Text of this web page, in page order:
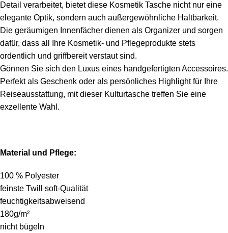
Detail verarbeitet, bietet diese Kosmetik Tasche nicht nur eine
elegante Optik, sondern auch außergewöhnliche Haltbarkeit.
Die geräumigen Innenfächer dienen als Organizer und sorgen
dafür, dass all Ihre Kosmetik- und Pflegeprodukte stets
ordentlich und griffbereit verstaut sind.
Gönnen Sie sich den Luxus eines handgefertigten Accessoires.
Perfekt als Geschenk oder als persönliches Highlight für Ihre
Reiseausstattung, mit dieser Kulturtasche treffen Sie eine
exzellente Wahl.
Material und Pflege:
100 % Polyester
feinste Twill soft-Qualität
feuchtigkeitsabweisend
180g/m²
nicht bügeln